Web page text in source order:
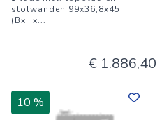
stolwanden 99x36,8x45
(BxHx...
€ 1.886,40
10 %